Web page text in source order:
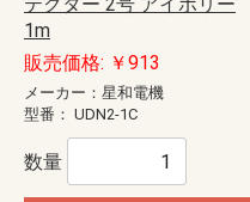
テクター 2号 アイボリー
1m
販売価格: ￥913
メーカー：星和電機
型番： UDN2-1C
数量